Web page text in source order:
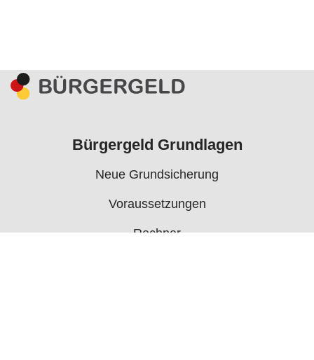
Bürgergeld Grundlagen
Neue Grundsicherung
Voraussetzungen
Rechner